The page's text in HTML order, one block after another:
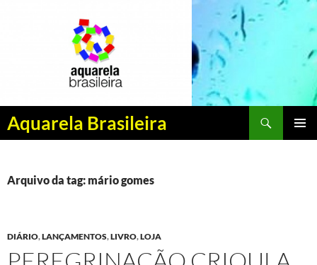
Aquarela Brasileira
Pesquisar
PULAR
CONTEÚDO
Arquivo da tag: mário gomes
DIÁRIO,LANÇAMENTOS,LIVRO,LOJA